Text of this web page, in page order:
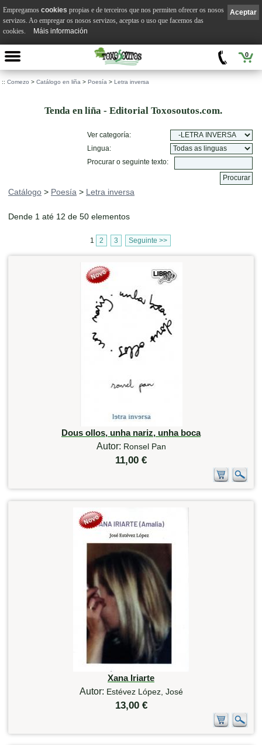
0
:: Comezo > Catálogo en liña > Poesía > Letra inversa
Tenda en liña - Editorial Toxosoutos.com.
Ver categoría:
Lingua:
Procurar o seguinte texto:
Catálogo > Poesía > Letra inversa
Dende 1 até 12 de 50 elementos
1 2 3 Seguinte >>
Dous ollos, unha nariz, unha boca
Autor: Ronsel Pan
11,00 €
Xana Iriarte
Autor: Estévez López, José
13,00 €
Aceptar
Empregamos cookies propias e de terceiros que nos permiten ofrecer os nosos
servizos. Ao empregar os nosos servizos, aceptas o uso que facemos das
cookies.
Máis información